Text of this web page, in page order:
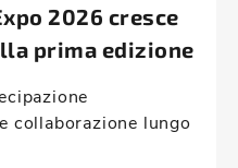
2026 cresce
prima edizione
collaborazione lungo